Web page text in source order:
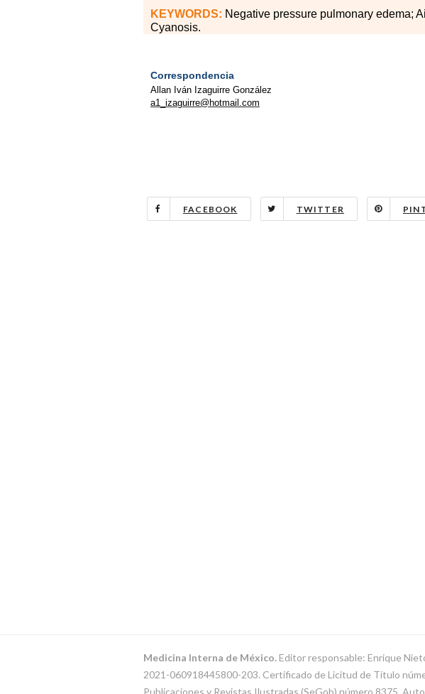
KEYWORDS: Negative pressure pulmonary edema;
Cyanosis.
Correspondencia
Allan Iván Izaguirre González
a1_izaguirre@hotmail.com
FACEBOOK TWITTER
Medicina Interna de México.Editor responsable: Enrique
2021-060918445800-203. Certificado de Licitud de Título
Publicaciones y Revistas Ilustradas (SeGob) número 8375.